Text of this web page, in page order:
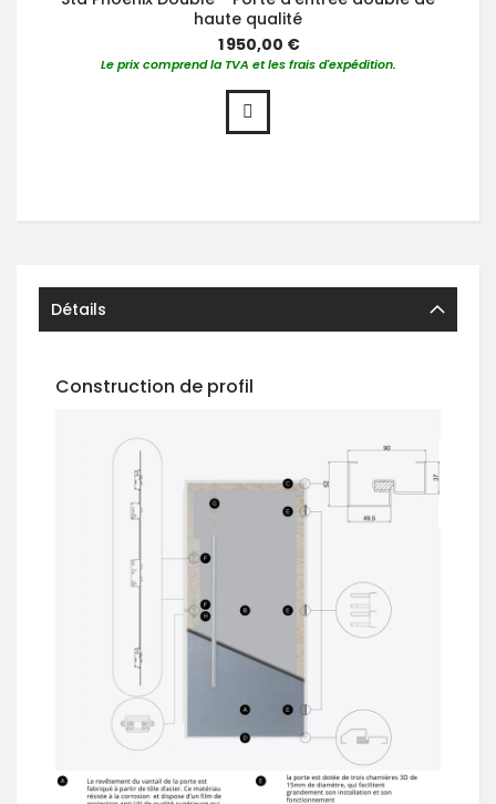
haute qualité
1 950,00 €
Le prix comprend la TVA et les frais d'expédition.
Détails